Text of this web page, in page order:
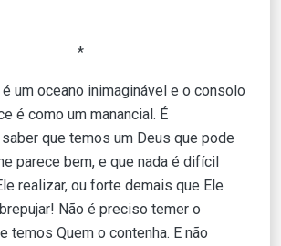
*
um oceano inimaginável e o consolo
é como um manancial. É
que temos um Deus que pode
parece bem, e que nada é difícil
realizar, ou forte demais que Ele
Não é preciso temer o
temos Quem o contenha. E não